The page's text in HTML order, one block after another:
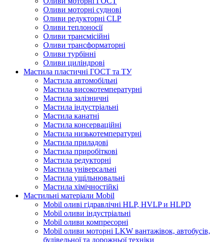
Оливи моторні суднові
Оливи редукторні CLP
Оливи теплоносії
Оливи трансмісійні
Оливи трансформаторні
Оливи турбінні
Оливи циліндрові
Мастила пластичні ГОСТ та ТУ
Мастила автомобільні
Мастила високотемпературні
Мастила залізничні
Мастила індустріальні
Мастила канатні
Мастила консерваційні
Мастила низькотемпературні
Мастила приладові
Мастила приробіткові
Мастила редукторні
Мастила універсальні
Мастила ущільнювальні
Мастила хімічностійкі
Мастильні матеріали Mobil
Mobil оливі гідравлічні HLP, HVLP и HLPD
Mobil оливи індустріальні
Mobil оливи компресорні
Mobil оливи моторні LKW вантажівок, автобусів,
будівельної та дорожньої техніки